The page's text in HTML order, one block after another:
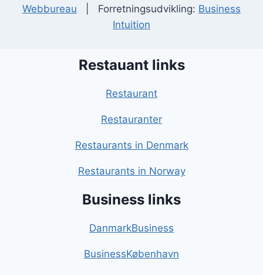
Webbureau | Forretningsudvikling: Business
Intuition
Restauant links
Restaurant
Restauranter
Restaurants in Denmark
Restaurants in Norway
Business links
DanmarkBusiness
BusinessKøbenhavn